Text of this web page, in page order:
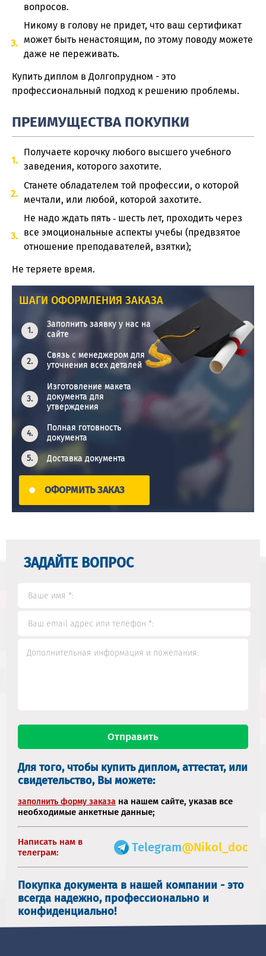
вопросов.
Никому в голову не придет, что ваш сертификат
может быть ненастоящим, по этому поводу можете
даже не переживать.
Купить диплом в Долгопрудном - это
профессиональный подход к решению проблемы.
ПРЕИМУЩЕСТВА ПОКУПКИ
Получаете корочку любого высшего учебного
заведения, которого захотите.
Станете обладателем той профессии, о которой
мечтали, или любой, которой захотите.
Не надо ждать пять ‑ шесть лет, проходить через
все эмоциональные аспекты учебы (предвзятое
отношение преподавателей, взятки);
Не теряете время.
ШАГИ ОФОРМЛЕНИЯ ЗАКАЗА
Заполнить заявку у нас на
сайте
Связь с менеджером для
уточнения всех деталей
Изготовление макета
документа для
утверждения
Полная готовность
документа
Доставка документа
ОФОРМИТЬ ЗАКАЗ
ЗАДАЙТЕ ВОПРОС
Для того, чтобы купить диплом, аттестат, или
свидетельство, Вы можете:
заполнить форму заказа на нашем сайте, указав все
необходимые анкетные данные;
Написать нам в
телеграм:
Telegram@Nikol_doc
Покупка документа в нашей компании - это
всегда надежно, профессионально и
конфиденциально!